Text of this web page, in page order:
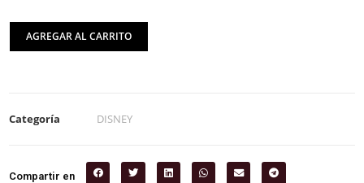
AGREGAR AL CARRITO
Categoría DISNEY
Compartir en